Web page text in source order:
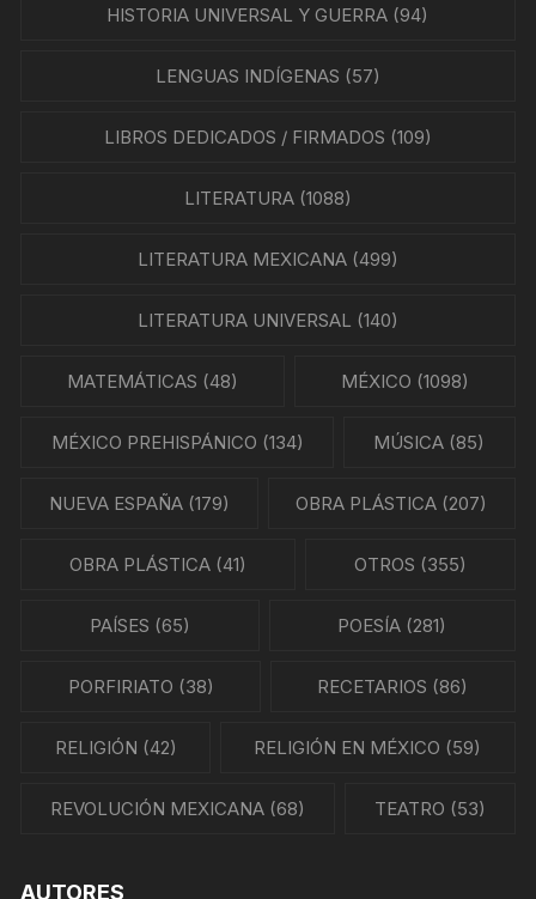
HISTORIA UNIVERSAL Y GUERRA (94)
LENGUAS INDÍGENAS (57)
LIBROS DEDICADOS / FIRMADOS (109)
LITERATURA(1088)
LITERATURA MEXICANA(499)
LITERATURA UNIVERSAL (140)
MATEMÁTICAS (48) MÉXICO (1098)
MÉXICO PREHISPÁNICO (134) MÚSICA (85)
NUEVA ESPAÑA(179) OBRA PLÁSTICA (207)
OBRA PLÁSTICA (41) OTROS (355)
PAÍSES (65) POESÍA (281)
PORFIRIATO (38) RECETARIOS (86)
RELIGIÓN (42) RELIGIÓN EN MÉXICO (59)
REVOLUCIÓN MEXICANA (68) TEATRO (53)
AUTORES